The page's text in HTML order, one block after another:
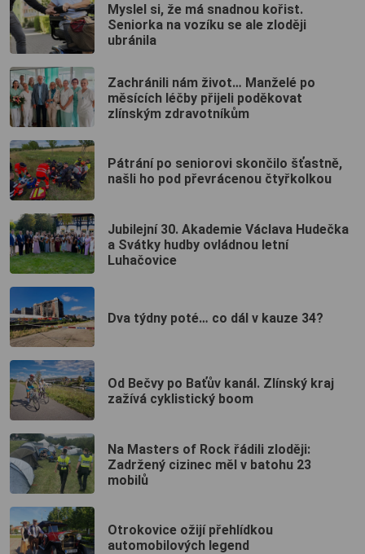
Myslel si, že má snadnou kořist.
Seniorka na vozíku se ale zloději
ubránila
Zachránili nám život… Manželé po
měsících léčby přijeli poděkovat
zlínským zdravotníkům
Pátrání po seniorovi skončilo šťastně,
našli ho pod převrácenou čtyřkolkou
Jubilejní 30. Akademie Václava Hudečka
a Svátky hudby ovládnou letní
Luhačovice
Dva týdny poté… co dál v kauze 34?
Od Bečvy po Baťův kanál. Zlínský kraj
zažívá cyklistický boom
Na Masters of Rock řádili zloději:
Zadržený cizinec měl v batohu 23
mobilů
Otrokovice ožijí přehlídkou
automobilových legend